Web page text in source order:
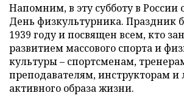
Напомним, в эту субботу в России
День физкультурника. Праздник
1939 году и посвящен всем, кто
развитием массового спорта и
культуры – спортсменам,
преподавателям, инструкторам
активного образа жизни.